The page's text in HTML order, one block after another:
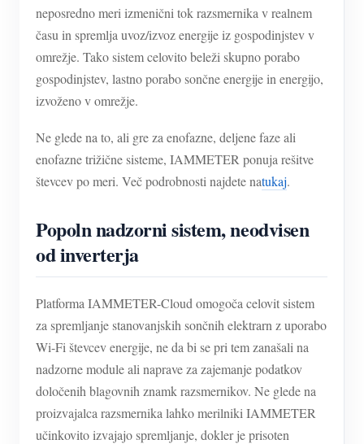
neposredno meri izmenični tok razsmernika v realnem
času in spremlja uvoz/izvoz energije iz gospodinjstev v
omrežje. Tako sistem celovito beleži skupno porabo
gospodinjstev, lastno porabo sončne energije in energijo,
izvoženo v omrežje.
Ne glede na to, ali gre za enofazne, deljene faze ali
enofazne trižične sisteme, IAMMETER ponuja rešitve
števcev po meri. Več podrobnosti najdete natukaj.
Popoln nadzorni sistem, neodvisen
od inverterja
Platforma IAMMETER-Cloud omogoča celovit sistem
za spremljanje stanovanjskih sončnih elektrarn z uporabo
Wi-Fi števcev energije, ne da bi se pri tem zanašali na
nadzorne module ali naprave za zajemanje podatkov
določenih blagovnih znamk razsmernikov. Ne glede na
proizvajalca razsmernika lahko merilniki IAMMETER
učinkovito izvajajo spremljanje, dokler je prisoten